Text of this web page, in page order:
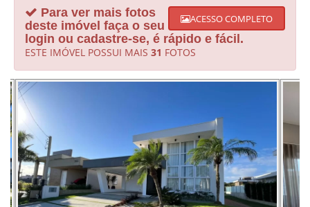
ACESSO COMPLETO
Para ver mais fotos
deste imóvel faça o seu
login ou cadastre-se, é rápido e fácil.
ESTE IMÓVEL POSSUI MAIS 31 FOTOS